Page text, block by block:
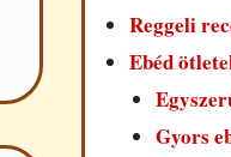
Reggeli
Ebéd
Gyors